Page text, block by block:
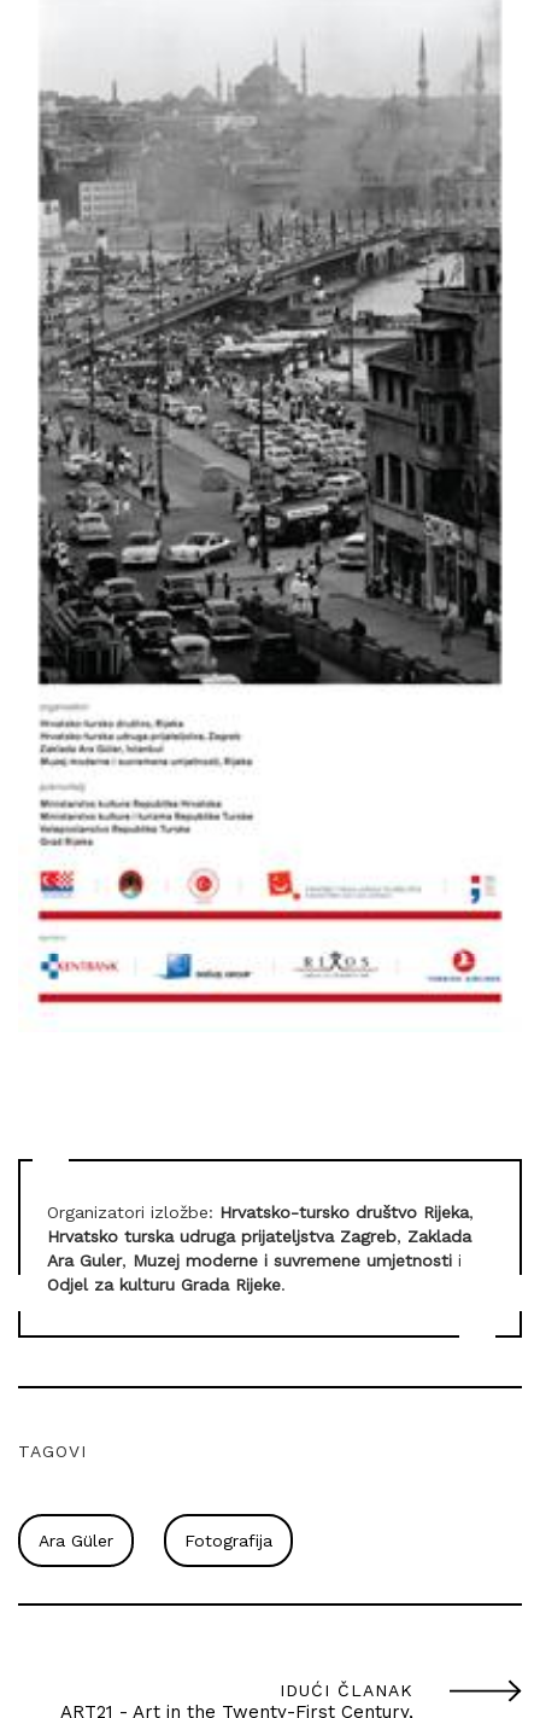
Organizatori izložbe: Hrvatsko-tursko društvo Rijeka,
Hrvatsko turska udruga prijateljstva Zagreb, Zaklada
Ara Guler, Muzej moderne i suvremene umjetnosti i
Odjel za kulturu Grada Rijeke.
TAGOVI
Ara Güler Fotografija
IDUĆI ČLANAK
ART21 - Art in the Twenty-First Century,